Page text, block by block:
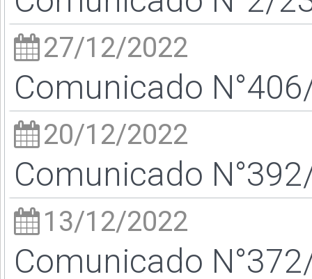
27/12/2022
Comunicado
20/12/2022
Comunicado
13/12/2022
Comunicado